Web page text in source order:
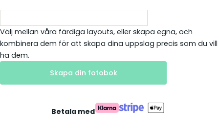
Välj mellan våra färdiga layouts, eller skapa egna, och
kombinera dem för att skapa dina uppslag precis som du vill
ha dem.
Skapa din fotobok
Betala med